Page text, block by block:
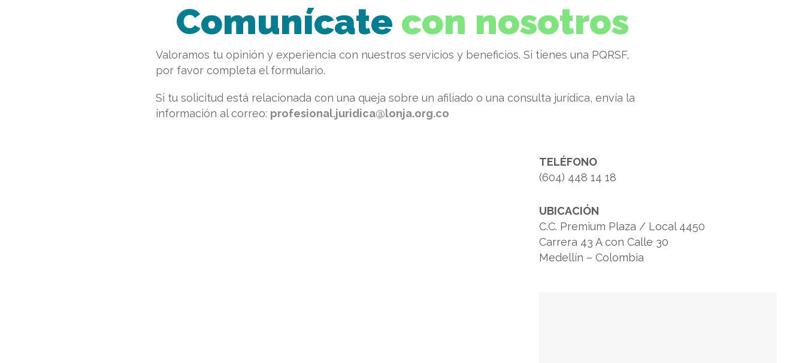
Comunícate con nosotros
Valoramos tu opinión y experiencia con nuestros servicios y beneficios. Si tienes una PQRSF,
por favor completa el formulario.
Si tu solicitud está relacionada con una queja sobre un afiliado o una consulta jurídica, envía la
información al correo: profesional.juridica@lonja.org.co
TELÉFONO
(604) 448 14 18
UBICACIÓN
C.C. Premium Plaza / Local 4450
Carrera 43 A con Calle 30
Medellín – Colombia